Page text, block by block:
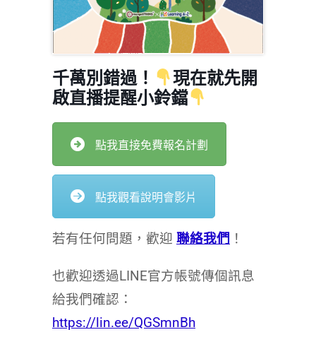
千萬別錯過！
現在就先開
啟直播提醒小鈴鐺
點我直接免費報名計劃
點我觀看說明會影片
若有任何問題，歡迎 聯絡我們 ！
也歡迎透過LINE官方帳號傳個訊息
給我們確認：
https://lin.ee/QGSmnBh